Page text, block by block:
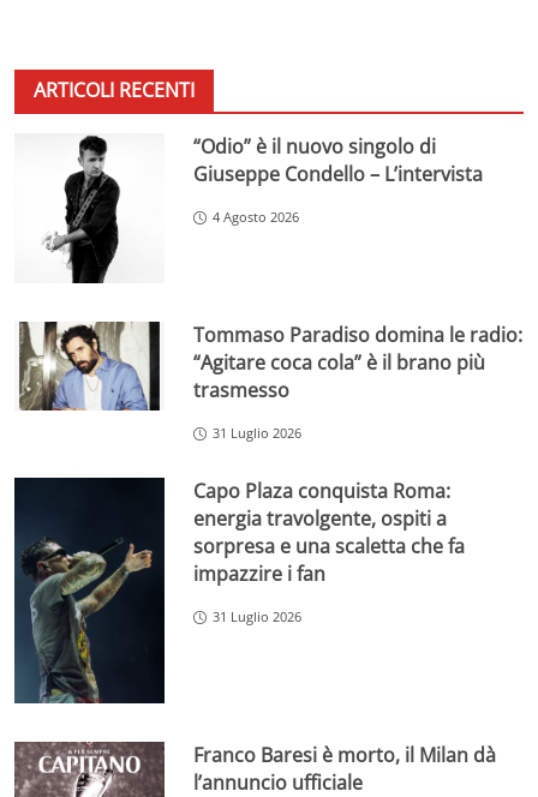
ARTICOLI RECENTI
“Odio” è il nuovo singolo di
Giuseppe Condello – L’intervista
4 Agosto 2026
Tommaso Paradiso domina le radio:
“Agitare coca cola” è il brano più
trasmesso
31 Luglio 2026
Capo Plaza conquista Roma:
energia travolgente, ospiti a
sorpresa e una scaletta che fa
impazzire i fan
31 Luglio 2026
Franco Baresi è morto, il Milan dà
l’annuncio ufficiale